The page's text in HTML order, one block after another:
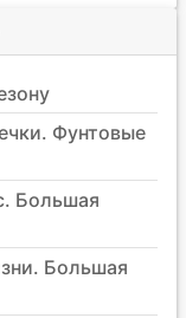
Фунтовые
Большая
Большая